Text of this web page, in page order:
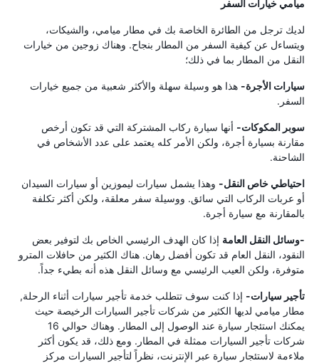
ميامي خيارات السفر
لديك ترجل من الطائرة الخاصة بك في مطار ميامي، والشيكات،
ويتساءل عن كيفية السفر من المطار بنجاح. وهناك زوجين من خيارات
النقل من المطار بما في ذلك؛
سيارات الأجرة- هذا هو وسيلة سهلة والأكثر شعبية من جميع خيارات
السفر.
سوبر المكوكات- أنها سيارة ركاب المشتركة التي قد تكون أرخص
مقارنة بسيارة أجرة، ولكن الأمر كله يعتمد على عدد الأشخاص في
الشاحنة.
احتياطي خاص النقل- وهذا يشمل سيارات ليموزين أو سيارات السيدان
أو عربات الركاب التي سائق. ووسيلة سفر معلقة، ولكن أكثر تكلفة
بالمقارنة مع سيارة أجرة.
-وسائل النقل العامة إذا كان الهدف الرئيسي الخاص بك لتوفير بعض
النقود، النقل العام قد تكون أفضل رهان. هناك الكثير من حافلات المترو
متوفرة، ولكن العيب الرئيسي مع وسائل النقل هذه أنه بطيء جداً.
تأجير سيارات- إذا كنت سوف تتطلب خدمة تأجير سيارات أثناء الرحلة,
مطار ميامي لديها الكثير من شركات تأجير السيارات الرخيصة حيث
يمكنك استئجار سيارة عند الوصول إلى المطار. وهناك حوالي 16
شركات تأجير السيارات ممثلة في المطار. ومع ذلك، قد يكون أكثر
ملاءمة لاستئجار سيارة عبر الإنترنت، نظراً لتأجير السيارات مركز